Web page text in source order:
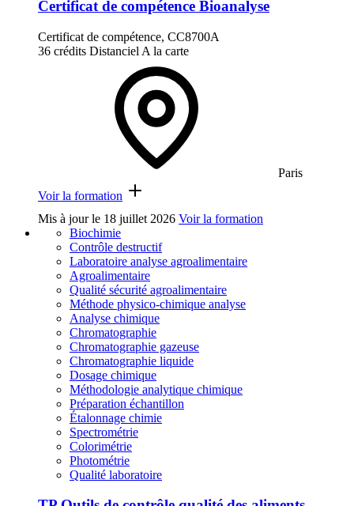
Certificat de compétence Bioanalyse
Certificat de compétence, CC8700A
36 crédits Distanciel A la carte
Paris
Voir la formation
Mis à jour le 18 juillet 2026 Voir la formation
Biochimie
Contrôle destructif
Laboratoire analyse agroalimentaire
Agroalimentaire
Qualité sécurité agroalimentaire
Méthode physico-chimique analyse
Analyse chimique
Chromatographie
Chromatographie gazeuse
Chromatographie liquide
Dosage chimique
Méthodologie analytique chimique
Préparation échantillon
Étalonnage chimie
Spectrométrie
Colorimétrie
Photométrie
Qualité laboratoire